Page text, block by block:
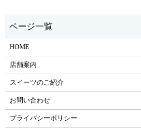
HOME
店舗案内
スイーツのご紹介
お問い合わせ
プライバシーポリシー